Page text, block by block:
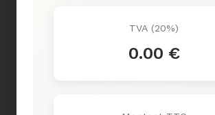
TVA (20%)
0.00 €